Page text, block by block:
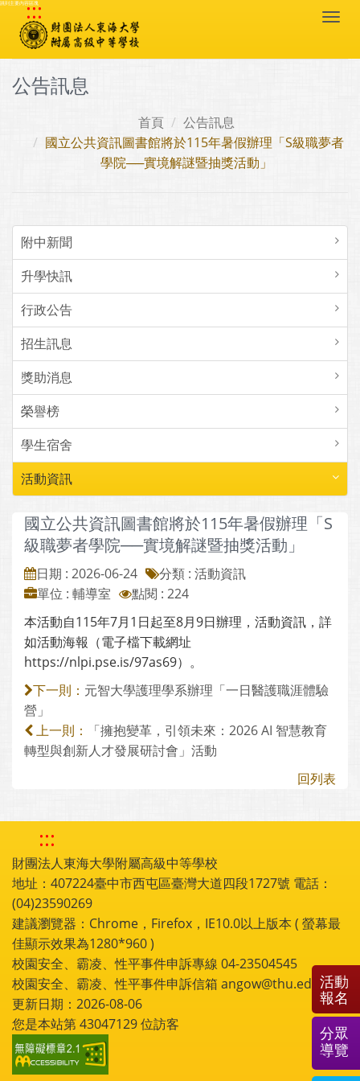
跳到主要內容區塊
:::
公告訊息
首頁
公告訊息
國立公共資訊圖書館將於115年暑假辦理「S級職夢者
學院──實境解謎暨抽獎活動」
附中新聞
升學快訊
行政公告
招生訊息
獎助消息
榮譽榜
學生宿舍
活動資訊
國立公共資訊圖書館將於115年暑假辦理「S
級職夢者學院──實境解謎暨抽獎活動」
日期 : 2026-06-24
分類 : 活動資訊
單位 : 輔導室
點閱 : 224
本活動自115年7月1日起至8月9日辦理，活動資訊，詳
如活動海報（電子檔下載網址
https://nlpi.pse.is/97as69）。
下一則： 元智大學護理學系辦理「一日醫護職涯體驗
營」
上一則：
「擁抱變革，引領未來：2026 AI 智慧教育
轉型與創新人才發展研討會」活動
回列表
:::
財團法人東海大學附屬高級中等學校
地址：407224臺中市西屯區臺灣大道四段1727號 電話：
(04)23590269
建議瀏覽器：Chrome，Firefox，IE10.0以上版本 ( 螢幕最
佳顯示效果為1280*960 )
校園安全、霸凌、性平事件申訴專線 04-23504545
校園安全、霸凌、性平事件申訴信箱 angow@thu.edu.tw
更新日期：2026-08-06
您是本站第43047129位訪客
活動
報名
分眾
導覽